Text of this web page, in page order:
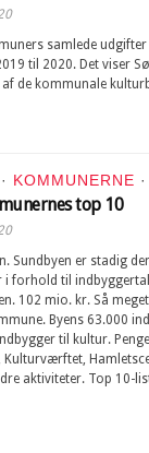
samlede
til 2020. Det viser
af de kommunale
· KOMMUNERNE ·
top 10
Sundbyen er stadig
i forhold til
102 mio. kr. Så
Byens 63.000
til kultur.
Kulturværftet,
aktiviteter. Top 10-